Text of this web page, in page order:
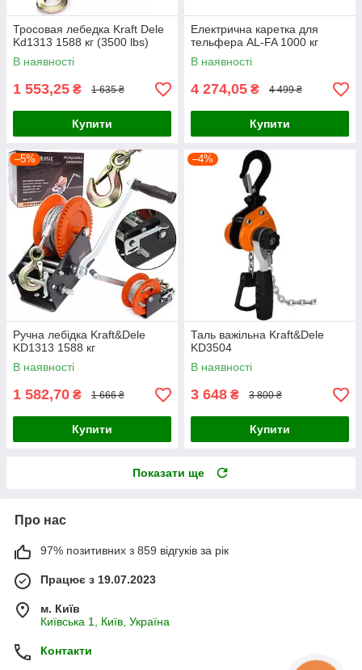
Тросовая лебедка Kraft Dele
Kd1313 1588 кг (3500 lbs)
В наявності
1 553,25 ₴ 1 635 ₴
Купити
Електрична каретка для
тельфера AL-FA 1000 кг
В наявності
4 274,05 ₴ 4 499 ₴
Купити
–5%
Ручна лебідка Kraft&Dele
KD1313 1588 кг
В наявності
1 582,70 ₴ 1 666 ₴
Купити
–4%
Таль важільна Kraft&Dele
KD3504
В наявності
3 648 ₴ 3 800 ₴
Купити
Показати ще
Про нас
97% позитивних з 859 відгуків за рік
Працює з 19.07.2023
м. Київ
Київська 1, Київ, Україна
Контакти